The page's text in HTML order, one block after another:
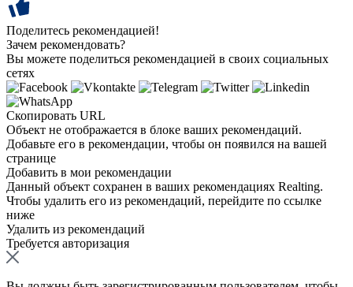
Поделитесь рекомендацией!
Зачем рекомендовать?
Вы можете поделиться рекомендацией в своих социальных
сетях
Скопировать URL
Объект не отображается в блоке ваших рекомендаций.
Добавьте его в рекомендации, чтобы он появился на вашей
странице
Добавить в мои рекомендации
Данный объект сохранен в ваших рекомендациях Realting.
Чтобы удалить его из рекомендаций, перейдите по ссылке
ниже
Удалить из рекомендаций
Требуется авторизация